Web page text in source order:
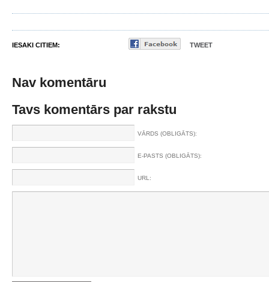
IESAKI CITIEM: TWEET
Nav komentāru
Tavs komentārs par rakstu
VĀRDS (OBLIGĀTS):
E-PASTS (OBLIGĀTS):
URL: